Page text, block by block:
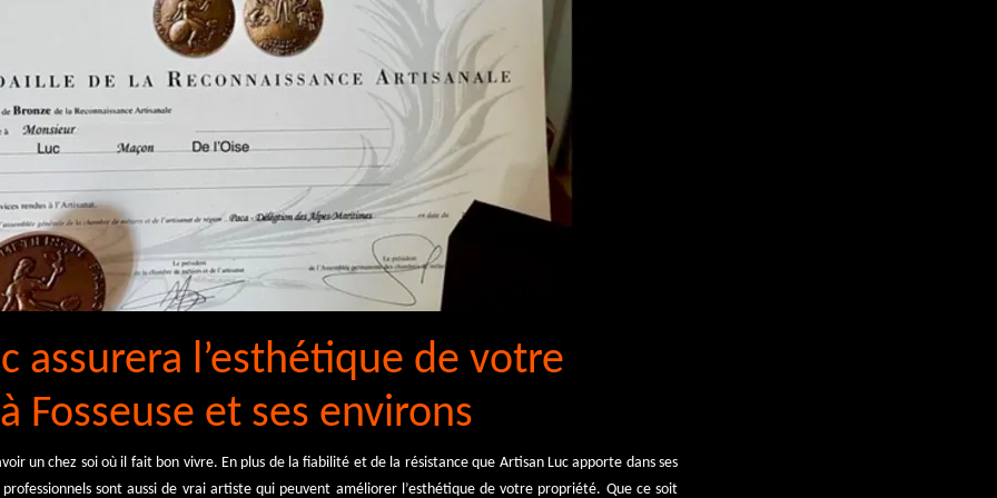
assurera l’esthétique de votre
Fosseuse et ses environs
un chez soi où il fait bon vivre. En plus de la fiabilité et de la résistance que Artisan Luc apporte dans ses
sont aussi de vrai artiste qui peuvent améliorer l’esthétique de votre propriété. Que ce soit